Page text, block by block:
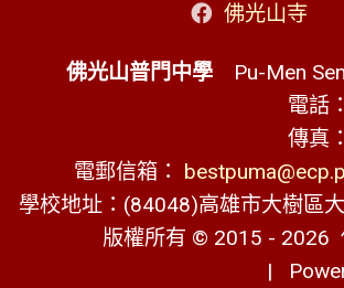
佛光山寺
佛光山普門中學 Pu-Men
電話
傳真
電郵信箱：
學校地址：(84048)高雄市大樹區
版權所有 © 2015 - 2026
|